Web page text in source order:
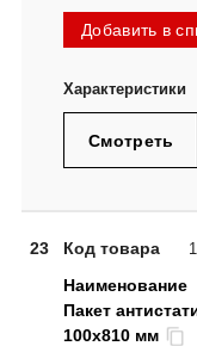
Добавить в
Смотреть
23 Код товара
Пакет
100х810 мм